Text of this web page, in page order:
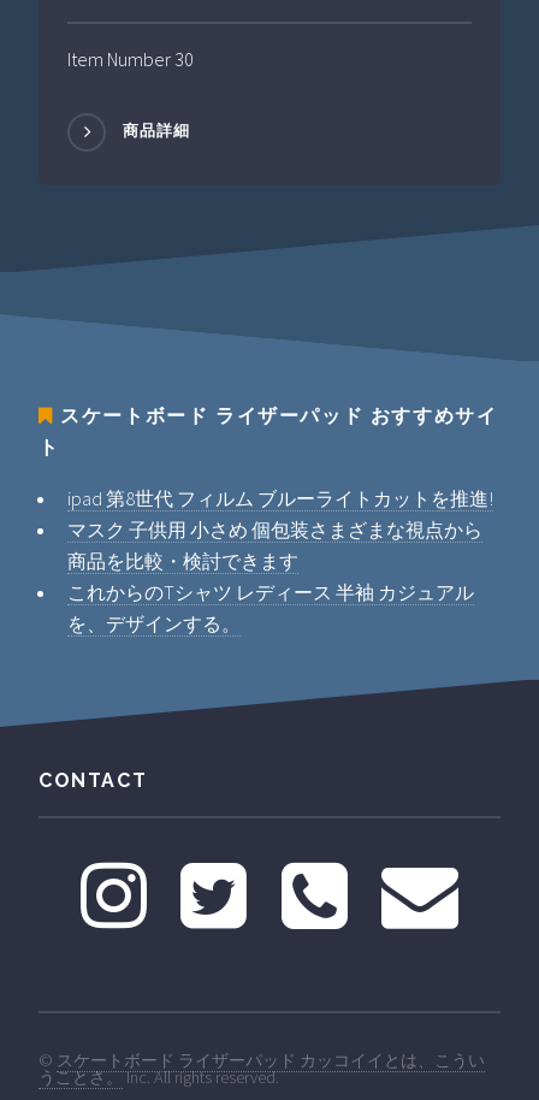
Item Number 30
商品詳細
スケートボード ライザーパッド おすすめサイ
ト
ipad 第8世代 フィルム ブルーライトカットを推進!
マスク 子供用 小さめ 個包装さまざまな視点から
商品を比較・検討できます
これからのTシャツ レディース 半袖 カジュアル
を、デザインする。
CONTACT
© スケートボード ライザーパッド カッコイイとは、こうい
うことさ。Inc. All rights reserved.